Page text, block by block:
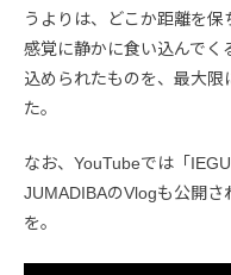
うよりは、どこか距離を
感覚に静かに食い込んでく
込められたものを、最大
た。
なお、YouTubeでは「
JUMADIBAのVlogも公開
を。